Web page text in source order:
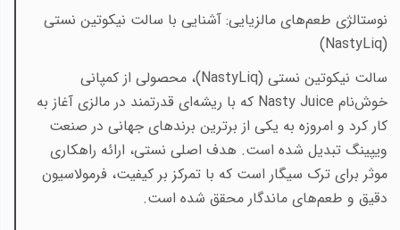
نوستالژی طعم‌های مالزیایی: آشنایی با سالت نیکوتین نستی
(NastyLiq)
سالت نیکوتین نستی(NastyLiq)
، محصولی از کمپانی
خوش‌نامNasty Juice
که با ریشه‌ای قدرتمند در مالزی آغاز به
کار کرد و امروزه به یکی از برترین برندهای جهانی در صنعت
ویپینگ تبدیل شده است. هدف اصلی نستی، ارائه راهکاری
موثر برای ترک سیگار است که با تمرکز بر کیفیت، فرمولاسیون
دقیق و طعم‌های ماندگار محقق شده است.